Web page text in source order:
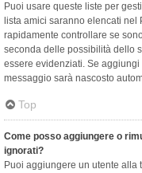
Puoi usare queste liste per
lista amici saranno elencati
rapidamente controllare se
seconda delle possibilità dello
essere evidenziati. Se
messaggio sarà nascosto
Top
Come posso aggiungere o
ignorati?
Puoi aggiungere un utente alla